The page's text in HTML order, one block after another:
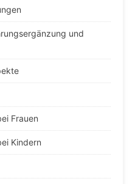
und
Frauen
Kindern